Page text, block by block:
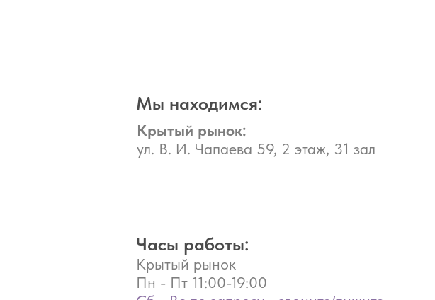
Крытый рынок:
ул. В. И. Чапаева 59, 2 этаж, 31 зал
Мы находимся:
Крытый рынок
Пн - Пт 11:00-19:00
Часы работы: